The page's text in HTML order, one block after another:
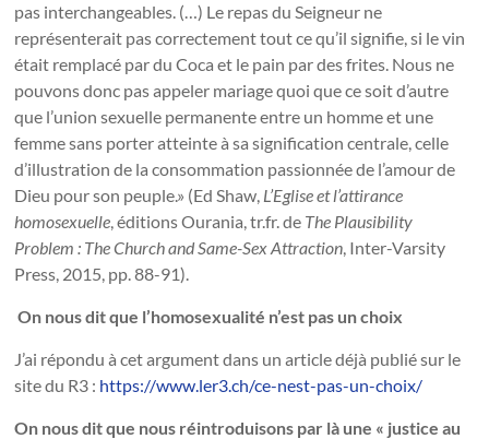
pas interchangeables. (…) Le repas du Seigneur ne
représenterait pas correctement tout ce qu’il signifie, si le vin
était remplacé par du Coca et le pain par des frites. Nous ne
pouvons donc pas appeler mariage quoi que ce soit d’autre
que l’union sexuelle permanente entre un homme et une
femme sans porter atteinte à sa signification centrale, celle
d’illustration de la consommation passionnée de l’amour de
Dieu pour son peuple.» (Ed Shaw, L’Eglise et l’attirance
homosexuelle, éditions Ourania, tr.fr. de The Plausibility
Problem : The Church and Same-Sex Attraction, Inter-Varsity
Press, 2015, pp. 88-91).
On nous dit que l’homosexualité n’est pas un choix
J’ai répondu à cet argument dans un article déjà publié sur le
site du R3 : https://www.ler3.ch/ce-nest-pas-un-choix/
On nous dit que nous réintroduisons par là une « justice au